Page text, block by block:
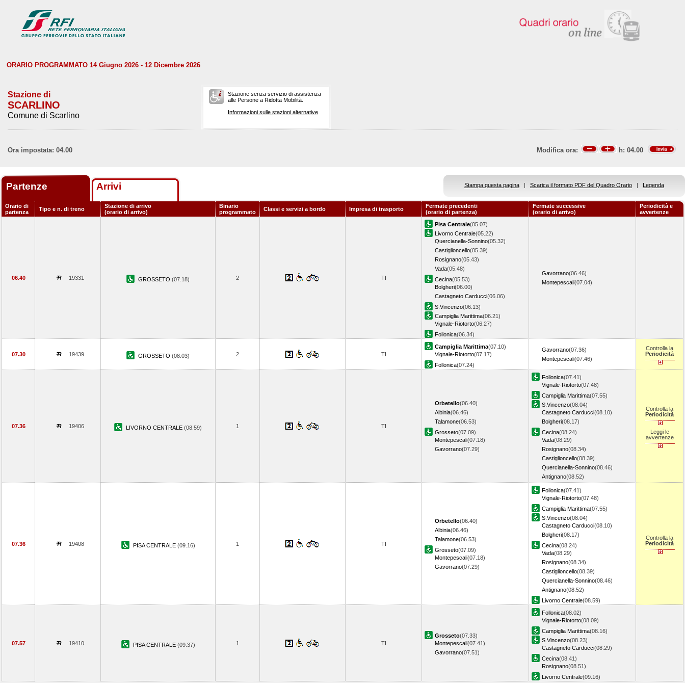
ORARIO PROGRAMMATO 14 Giugno 2026 - 12 Dicembre 2026
Stazione di
SCARLINO
Comune di Scarlino
Stazione senza servizio di assistenza
alle Persone a Ridotta Mobilità.
Informazioni sulle stazioni alternative
Ora impostata: 04.00 Modifica ora: h: 04.00
Partenze Arrivi Stampa questa pagina | Scarica il formato PDF del Quadro Orario | Legenda
Orario di
partenza
Tipo e n. di treno
Stazione di arrivo
(orario di arrivo)
Binario
programmato
Classi e servizi a bordo Impresa di trasporto
Fermate precedenti
(orario di partenza)
Fermate successive
(orario di arrivo)
Periodicità e
avvertenze
06.40 19331 GROSSETO (07.18) 2 TI
Pisa Centrale(05.07)
Livorno Centrale(05.22)
Quercianella-Sonnino(05.32)
Castiglioncello(05.39)
Rosignano(05.43)
Vada(05.48)
Cecina(05.53)
Bolgheri(06.00)
Castagneto Carducci(06.06)
S.Vincenzo(06.13)
Campiglia Marittima(06.21)
Vignale-Riotorto(06.27)
Follonica(06.34)
Gavorrano(06.46)
Montepescali(07.04)
07.30 19439 GROSSETO (08.03) 2 TI
Campiglia Marittima(07.10)
Vignale-Riotorto(07.17)
Follonica(07.24)
Gavorrano(07.36)
Montepescali(07.46)
Controlla la
Periodicità
07.36 19406 LIVORNO CENTRALE (08.59) 1 TI
Orbetello(06.40)
Albinia(06.46)
Talamone(06.53)
Grosseto(07.09)
Montepescali(07.18)
Gavorrano(07.29)
Follonica(07.41)
Vignale-Riotorto(07.48)
Campiglia Marittima(07.55)
S.Vincenzo(08.04)
Castagneto Carducci(08.10)
Bolgheri(08.17)
Cecina(08.24)
Vada(08.29)
Rosignano(08.34)
Castiglioncello(08.39)
Quercianella-Sonnino(08.46)
Antignano(08.52)
Controlla la
Periodicità
Leggi le
avvertenze
07.36 19408 PISA CENTRALE (09.16) 1 TI
Orbetello(06.40)
Albinia(06.46)
Talamone(06.53)
Grosseto(07.09)
Montepescali(07.18)
Gavorrano(07.29)
Follonica(07.41)
Vignale-Riotorto(07.48)
Campiglia Marittima(07.55)
S.Vincenzo(08.04)
Castagneto Carducci(08.10)
Bolgheri(08.17)
Cecina(08.24)
Vada(08.29)
Rosignano(08.34)
Castiglioncello(08.39)
Quercianella-Sonnino(08.46)
Antignano(08.52)
Livorno Centrale(08.59)
Controlla la
Periodicità
07.57 19410 PISA CENTRALE (09.37) 1 TI
Grosseto(07.33)
Montepescali(07.41)
Gavorrano(07.51)
Follonica(08.02)
Vignale-Riotorto(08.09)
Campiglia Marittima(08.16)
S.Vincenzo(08.23)
Castagneto Carducci(08.29)
Cecina(08.41)
Rosignano(08.51)
Livorno Centrale(09.16)